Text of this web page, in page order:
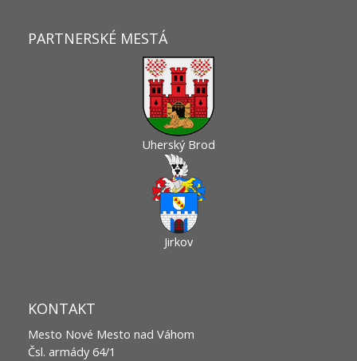
PARTNERSKÉ MESTÁ
Uherský Brod
Jirkov
KONTAKT
Mesto Nové Mesto nad Váhom
Čsl. armády 64/1